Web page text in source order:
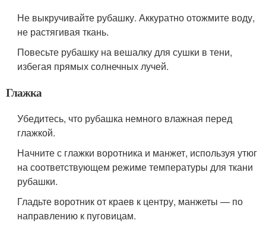
Не выкручивайте рубашку. Аккуратно отожмите воду,
не растягивая ткань.
Повесьте рубашку на вешалку для сушки в тени,
избегая прямых солнечных лучей.
Глажка
Убедитесь, что рубашка немного влажная перед
глажкой.
Начните с глажки воротника и манжет, используя утюг
на соответствующем режиме температуры для ткани
рубашки.
Гладьте воротник от краев к центру, манжеты — по
направлению к пуговицам.